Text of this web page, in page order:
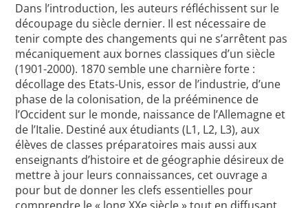
Dans l’introduction, les auteurs réfléchissent sur le
découpage du siècle dernier. Il est nécessaire de
tenir compte des changements qui ne s’arrêtent pas
mécaniquement aux bornes classiques d’un siècle
(1901-2000). 1870 semble une charnière forte :
décollage des Etats-Unis, essor de l’industrie, d’une
phase de la colonisation, de la prééminence de
l’Occident sur le monde, naissance de l’Allemagne et
de l’Italie. Destiné aux étudiants (L1, L2, L3), aux
élèves de classes préparatoires mais aussi aux
enseignants d’histoire et de géographie désireux de
mettre à jour leurs connaissances, cet ouvrage a
pour but de donner les clefs essentielles pour